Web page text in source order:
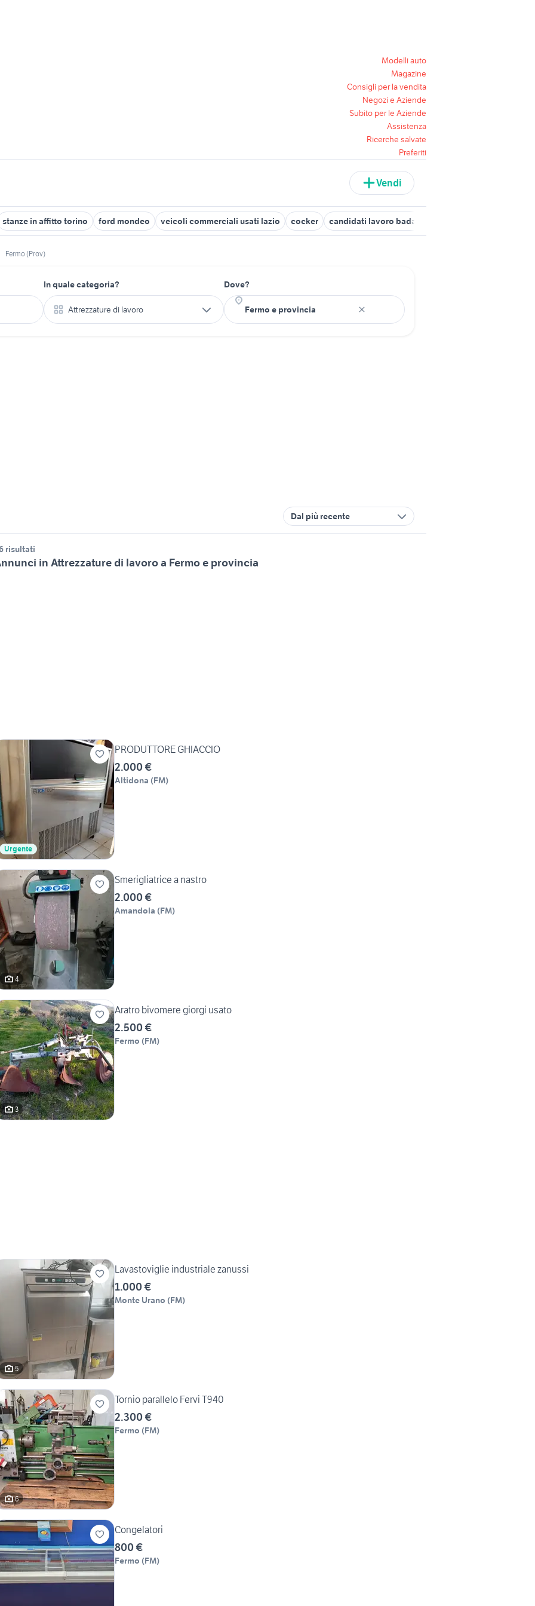
Modelli auto
Magazine
Consigli per la vendita
Negozi e Aziende
Subito per le Aziende
Assistenza
Ricerche salvate
Preferiti
Vendi
stanze in affitto torino ford mondeo veicoli commerciali usati lazio cocker candidati lavoro badanti
Fermo (Prov)
In quale categoria?
Attrezzature di lavoro
Dove?
Dal più recente
risultati
in Attrezzature di lavoro a Fermo e provincia
Urgente
PRODUTTORE GHIACCIO
2.000 €
Altidona (FM)
4
Smerigliatrice a nastro
2.000 €
Amandola (FM)
3
Aratro bivomere giorgi usato
2.500 €
Fermo (FM)
5
Lavastoviglie industriale zanussi
1.000 €
Monte Urano (FM)
6
Tornio parallelo Fervi T940
2.300 €
Fermo (FM)
Congelatori
800 €
Fermo (FM)